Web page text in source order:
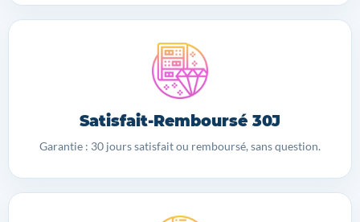
Satisfait-Remboursé 30J
Garantie : 30 jours satisfait ou remboursé, sans question.